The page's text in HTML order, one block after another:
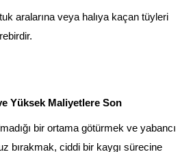
aralarına veya halıya kaçan tüyleri
Yüksek Maliyetlere Son
bir ortama götürmek ve yabancı
bırakmak, ciddi bir kaygı sürecine